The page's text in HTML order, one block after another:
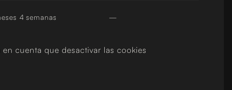
4 semanas —
cuenta que desactivar las cookies